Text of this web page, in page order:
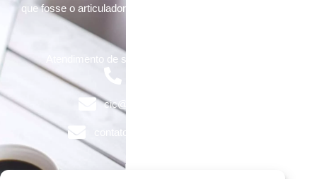
que fosse o articulador da classe empresarial.
Atendimento de segunda à sexta, das 9h às 18h.
cic@cicvaledotaquari.com.br
contato@cicvaledotaquari.com.br
Endereço: